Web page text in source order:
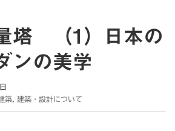
塔 （1）日本の
ンの美学
築 建築・設計について